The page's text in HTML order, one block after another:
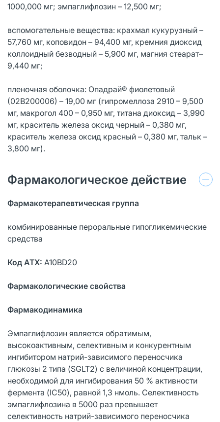
1000,000 мг; эмпаглифлозин – 12,500 мг;
вспомогательные вещества: крахмал кукурузный –
57,760 мг, коповидон – 94,400 мг, кремния диоксид
коллоидный безводный – 5,900 мг, магния стеарат–
9,440 мг;
пленочная оболочка: Опадрай® фиолетовый
(02В200006) – 19,00 мг (гипромеллоза 2910 – 9,500
мг, макрогол 400 – 0,950 мг, титана диоксид – 3,990
мг, краситель железа оксид черный – 0,380 мг,
краситель железа оксид красный – 0,380 мг, тальк –
3,800 мг).
Фармакологическое действие
Фармакотерапевтическая группа
комбинированные пероральные гипогликемические
средства
Код АТХ: A10BD20
Фармакологические свойства
Фармакодинамика
Эмпаглифлозин является обратимым,
высокоактивным, селективным и конкурентным
ингибитором натрий-зависимого переносчика
глюкозы 2 типа (SGLT2) с величиной концентрации,
необходимой для ингибирования 50 % активности
фермента (IC50), равной 1,3 нмоль. Селективность
эмпаглифлозина в 5000 раз превышает
селективность натрий-зависимого переносчика